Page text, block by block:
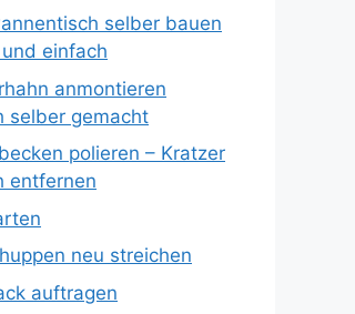
selber bauen
einfach
anmontieren
selber gemacht
polieren – Kratzer
entfernen
neu streichen
auftragen